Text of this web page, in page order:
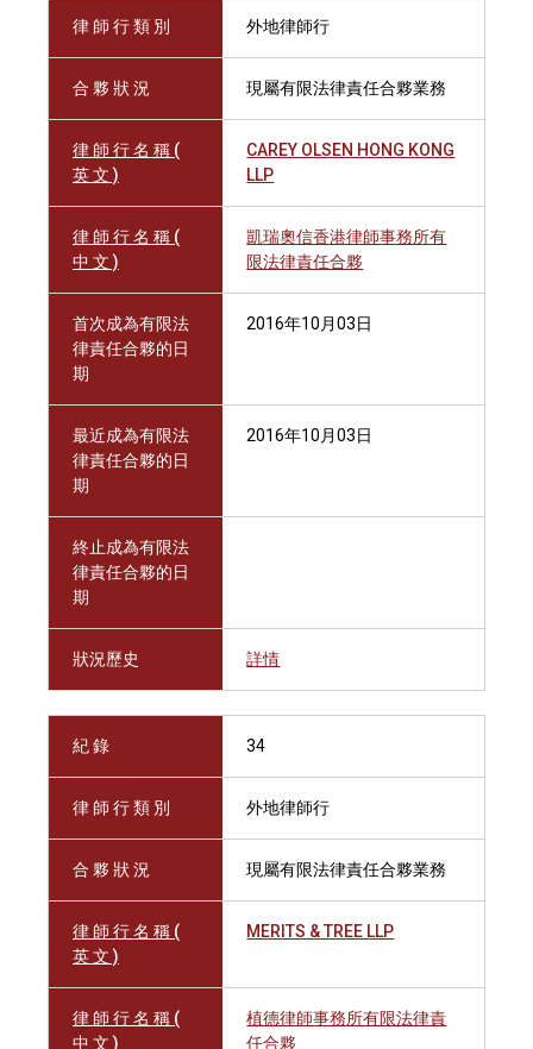
律 師 行 類 別 外地律師行
合 夥 狀 況 現屬有限法律責任合夥業務
律 師 行 名 稱 (
英 文 )
CAREY OLSEN HONG KONG
LLP
律 師 行 名 稱 (
中 文 )
凱瑞奧信香港律師事務所有
限法律責任合夥
首次成為有限法
律責任合夥的日
期
2016年10月03日
最近成為有限法
律責任合夥的日
期
2016年10月03日
終止成為有限法
律責任合夥的日
期
狀況歷史 詳情
紀 錄 34
律 師 行 類 別 外地律師行
合 夥 狀 況 現屬有限法律責任合夥業務
律 師 行 名 稱 (
英 文 )
MERITS & TREE LLP
律 師 行 名 稱 (
中 文 )
植德律師事務所有限法律責
任合夥